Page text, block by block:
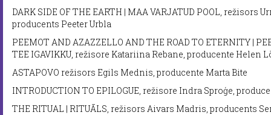
DARK SIDE OF THE EARTH | MAA VARJATUD POOL, režisors
producents Peeter Urbla
PEEMOT AND AZAZZELLO AND THE ROAD TO ETERNITY |
TEE IGAVIKKU, režisore Katariina Rebane, producente Helen
ASTAPOVO režisors Egils Mednis, producente Marta Bite
INTRODUCTION TO EPILOGUE, režisore Indra Sproģe,
THE RITUAL | RITUĀLS, režisors Aivars Madris, producents